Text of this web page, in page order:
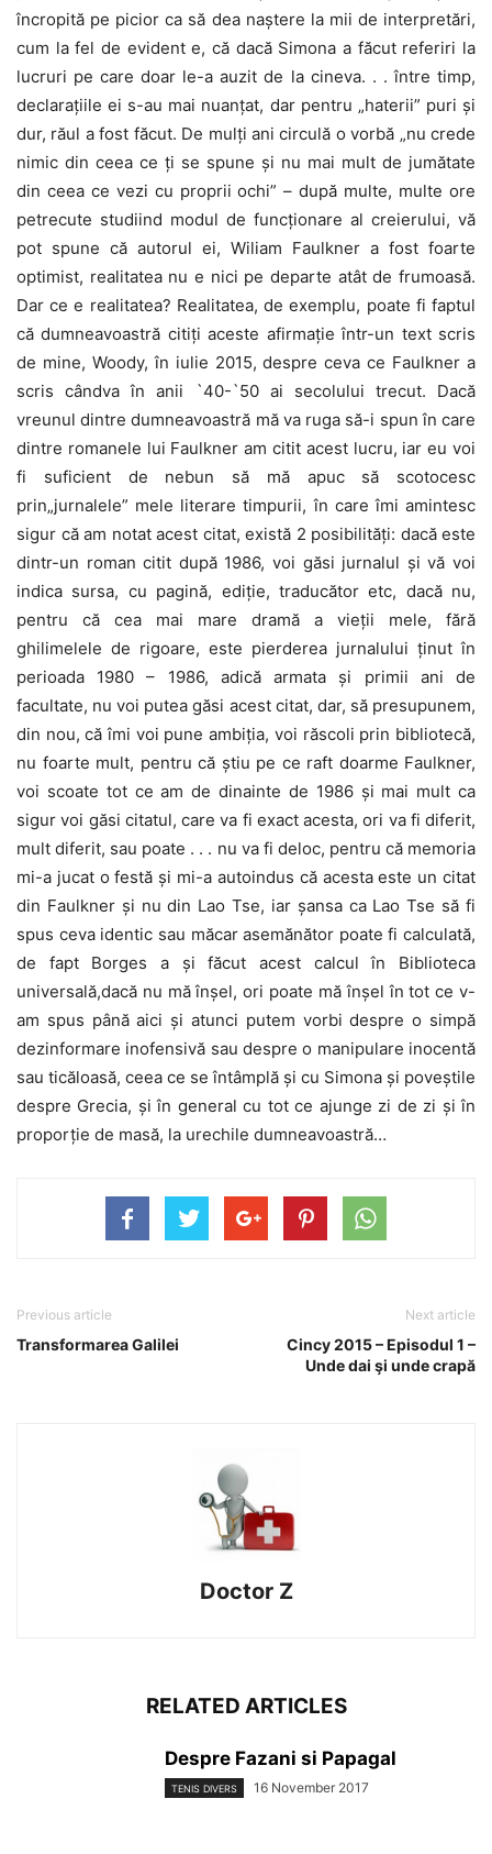
încropită pe picior ca să dea naștere la mii de interpretări,
cum la fel de evident e, că dacă Simona a făcut referiri la
lucruri pe care doar le-a auzit de la cineva. . . între timp,
declarațiile ei s-au mai nuanțat, dar pentru „haterii” puri și
dur, răul a fost făcut. De mulți ani circulă o vorbă „nu crede
nimic din ceea ce ți se spune și nu mai mult de jumătate
din ceea ce vezi cu proprii ochi” – după multe, multe ore
petrecute studiind modul de funcționare al creierului, vă
pot spune că autorul ei, Wiliam Faulkner a fost foarte
optimist, realitatea nu e nici pe departe atât de frumoasă.
Dar ce e realitatea? Realitatea, de exemplu, poate fi faptul
că dumneavoastră citiți aceste afirmație într-un text scris
de mine, Woody, în iulie 2015, despre ceva ce Faulkner a
scris cândva în anii `40-`50 ai secolului trecut. Dacă
vreunul dintre dumneavoastră mă va ruga să-i spun în care
dintre romanele lui Faulkner am citit acest lucru, iar eu voi
fi suficient de nebun să mă apuc să scotocesc
prin„jurnalele” mele literare timpurii, în care îmi amintesc
sigur că am notat acest citat, există 2 posibilități: dacă este
dintr-un roman citit după 1986, voi găsi jurnalul și vă voi
indica sursa, cu pagină, ediție, traducător etc, dacă nu,
pentru că cea mai mare dramă a vieții mele, fără
ghilimelele de rigoare, este pierderea jurnalului ținut în
perioada 1980 – 1986, adică armata și primii ani de
facultate, nu voi putea găsi acest citat, dar, să presupunem,
din nou, că îmi voi pune ambiția, voi răscoli prin bibliotecă,
nu foarte mult, pentru că știu pe ce raft doarme Faulkner,
voi scoate tot ce am de dinainte de 1986 și mai mult ca
sigur voi găsi citatul, care va fi exact acesta, ori va fi diferit,
mult diferit, sau poate . . . nu va fi deloc, pentru că memoria
mi-a jucat o festă și mi-a autoindus că acesta este un citat
din Faulkner și nu din Lao Tse, iar șansa ca Lao Tse să fi
spus ceva identic sau măcar asemănător poate fi calculată,
de fapt Borges a și făcut acest calcul în Biblioteca
universală,dacă nu mă înșel, ori poate mă înșel în tot ce v-
am spus până aici și atunci putem vorbi despre o simpă
dezinformare inofensivă sau despre o manipulare inocentă
sau ticăloasă, ceea ce se întâmplă și cu Simona și poveștile
despre Grecia, și în general cu tot ce ajunge zi de zi și în
proporție de masă, la urechile dumneavoastră…
Previous article
Transformarea Galilei
Next article
Cincy 2015 – Episodul 1 –
Unde dai şi unde crapă
Doctor Z
RELATED ARTICLES
Despre Fazani si Papagal
TENIS DIVERS 16 November 2017